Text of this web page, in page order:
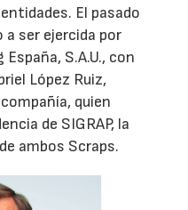
El pasado
a ser ejercida por
S.A.U., con
López Ruiz,
quien
de SIGRAP, la
ambos Scraps.